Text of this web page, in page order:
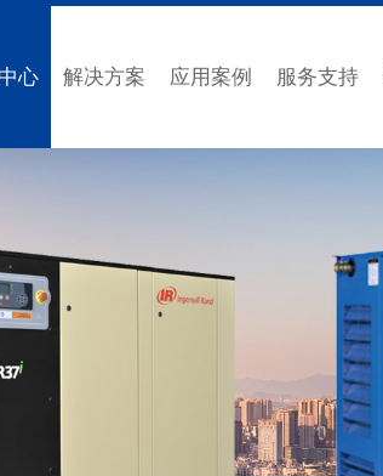
心 解决方案 应用案例 服务支持